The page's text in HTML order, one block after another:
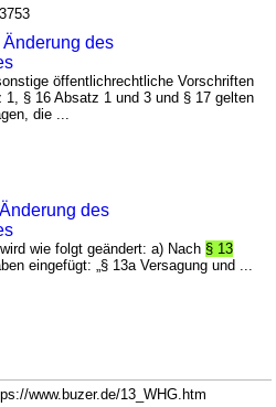
des
öffentlichrechtliche Vorschriften
1, § 16 Absatz 1 und 3 und § 17 gelten
die ...
des
wie folgt geändert: a) Nach § 13
eingefügt: „§ 13a Versagung und ...
www.buzer.de/13_WHG.htm